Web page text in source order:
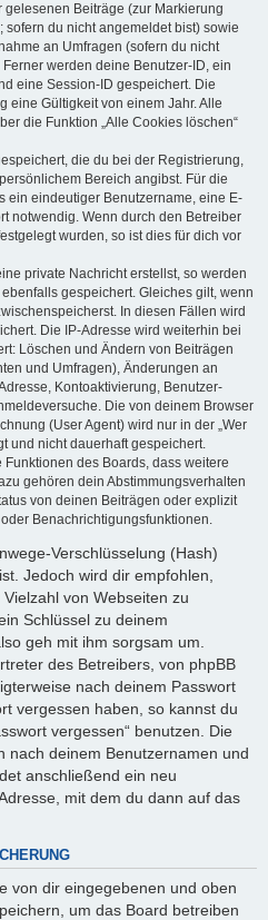
gelesenen Beiträge (zur Markierung
du nicht angemeldet bist) sowie
an Umfragen (sofern du nicht
werden deine Benutzer-ID, ein
eine Session-ID gespeichert. Die
eine Gültigkeit von einem Jahr. Alle
die Funktion „Alle Cookies löschen“
die du bei der Registrierung,
Bereich angibst. Für die
ein eindeutiger Benutzername, eine E-
notwendig. Wenn durch den Betreiber
wurden, so ist dies für dich vor
private Nachricht erstellst, so werden
gespeichert. Gleiches gilt, wenn
In diesen Fällen wird
Die IP-Adresse wird weiterhin bei
Löschen und Ändern von Beiträgen
und Umfragen), Änderungen an
Kontoaktivierung, Benutzer-
Die von deinem Browser
(User Agent) wird nur in der „Wer
und nicht dauerhaft gespeichert.
des Boards, dass weitere
gehören dein Abstimmungsverhalten
von deinen Beiträgen oder explizit
Benachrichtigungsfunktionen.
Verschlüsselung (Hash)
Jedoch wird dir empfohlen,
von Webseiten zu
Schlüssel zu deinem
geh mit ihm sorgsam um.
des Betreibers, von phpBB
nach deinem Passwort
vergessen haben, so kannst du
vergessen“ benutzen. Die
nach deinem Benutzernamen und
anschließend ein neu
mit dem du dann auf das
von dir eingegebenen und oben
um das Board betreiben